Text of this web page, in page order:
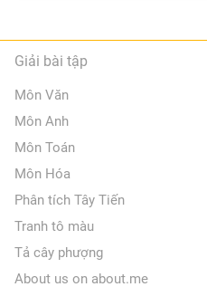
Giải bài tập
Môn Văn
Môn Anh
Môn Toán
Môn Hóa
Phân tích Tây Tiến
Tranh tô màu
Tả cây phượng
About us on about.me